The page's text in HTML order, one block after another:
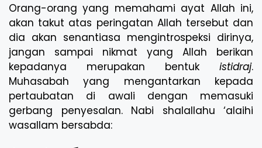
Orang-orang yang memahami ayat Allah ini,
akan takut atas peringatan Allah tersebut dan
dia akan senantiasa mengintrospeksi dirinya,
jangan sampai nikmat yang Allah berikan
kepadanya merupakan bentuk istidraj.
Muhasabah yang mengantarkan kepada
pertaubatan di awali dengan memasuki
gerbang penyesalan. Nabi shalallahu ‘alaihi
wasallam bersabda: